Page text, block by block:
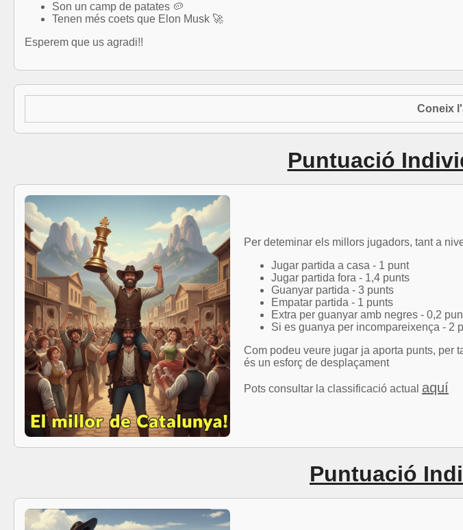
Son un camp de patates 🥔
Tenen més coets que Elon Musk 🚀
Esperem que us agradi!!
Coneix
Puntuació
Per deteminar els millors jugadors, tant a
Jugar partida a casa - 1 punt
Jugar partida fora - 1,4 punts
Guanyar partida - 3 punts
Empatar partida - 1 punts
Extra per guanyar amb negres - 0,2
Si es guanya per incompareixença - 2
Com podeu veure jugar ja aporta punts, per
és un esforç de desplaçament
Pots consultar la classificació actual aquí
Puntuació